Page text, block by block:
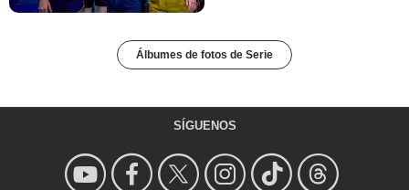
Álbumes de fotos de Serie
SÍGUENOS